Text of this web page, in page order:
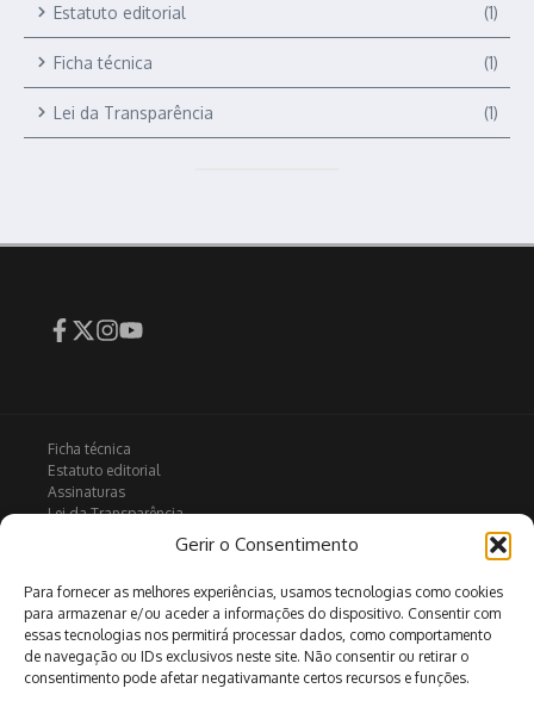
Gerir o Consentimento
Para fornecer as melhores experiências, usamos tecnologias como cookies
para armazenar e/ou aceder a informações do dispositivo. Consentir com
essas tecnologias nos permitirá processar dados, como comportamento
de navegação ou IDs exclusivos neste site. Não consentir ou retirar o
consentimento pode afetar negativamante certos recursos e funções.
Estatuto editorial (1)
Ficha técnica (1)
Lei da Transparência (1)
Ficha técnica
Estatuto editorial
Assinaturas
Lei da Transparência
Política de privacidade
Arquivo